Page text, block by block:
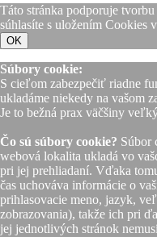
Táto stránka podporuje
súhlasíte s uložením Cookies
OK
Súbory cookie:
S cieľom zabezpečiť riadne
ukladáme niekedy na vašom
Je to bežná prax väčšiny
Čo sú súbory cookie? Súbor
webová lokalita ukladá vo
pri jej prehliadaní. Vďaka
čas uchováva informácie o
prihlasovacie meno, jazyk,
zobrazovania), takže ich pri
jej jednotlivých stránok